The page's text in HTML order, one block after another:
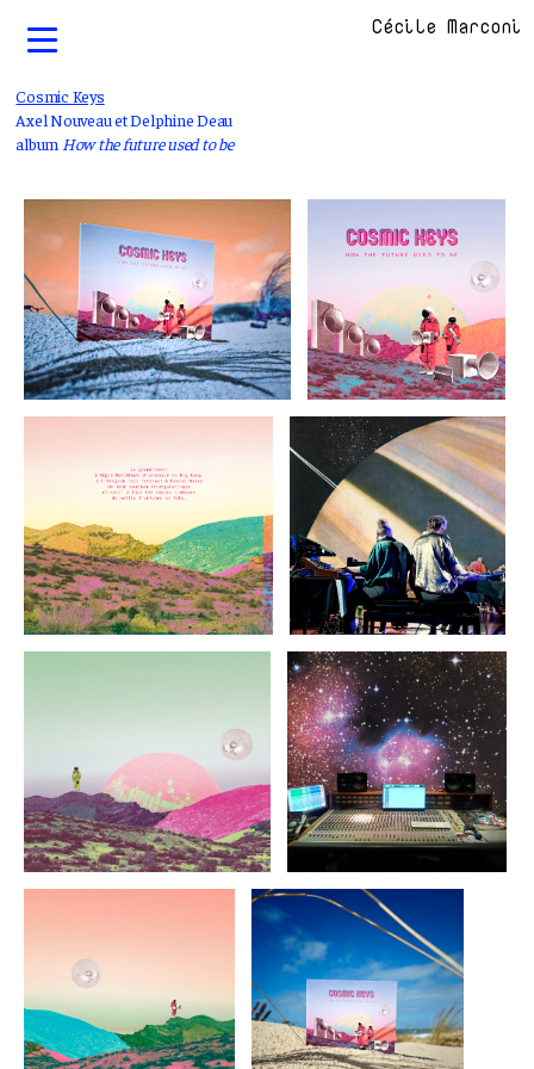
Cécile Marconi
Cosmic Keys
Axel Nouveau et Delphine Deau
album How the future used to be